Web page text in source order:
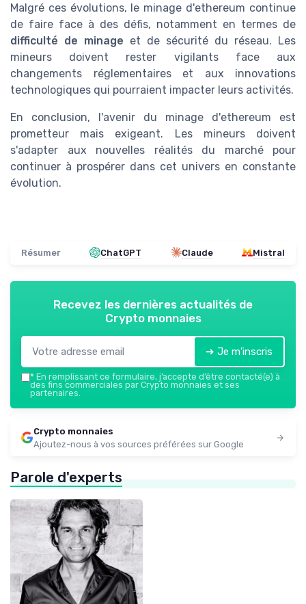
Malgré ces évolutions, le minage d'ethereum continue
de faire face à des défis, notamment en termes de
difficulté de minage et de sécurité du réseau. Les
mineurs doivent rester vigilants face aux
changements réglementaires et aux innovations
technologiques qui pourraient impacter leurs activités.
En conclusion, l'avenir du minage d'ethereum est
prometteur mais exigeant. Les mineurs doivent
s'adapter aux nouvelles réalités du marché pour
continuer à prospérer dans cet univers en constante
évolution.
Résumer ChatGPT Claude Mistral
Recevez les dernières actualités de
Crypto monnaies
➔ Je m'inscris
* En remplissant ce formulaire, j’accepte d’être contacté(e) à
des fins commerciales par Crypto monnaies et ses
partenaires.
Crypto monnaies
Ajoutez-nous à vos sources préférées sur Google
Parole d'experts